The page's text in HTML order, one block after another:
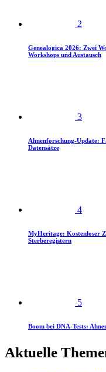
2
Genealogica 2026: Zwei
Workshops und Austausch
3
Ahnenforschung-Update:
Datensätze
4
MyHeritage: Kostenloser
Sterberegistern
5
Boom bei DNA-Tests:
Aktuelle